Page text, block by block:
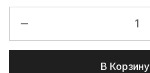
В Корзину